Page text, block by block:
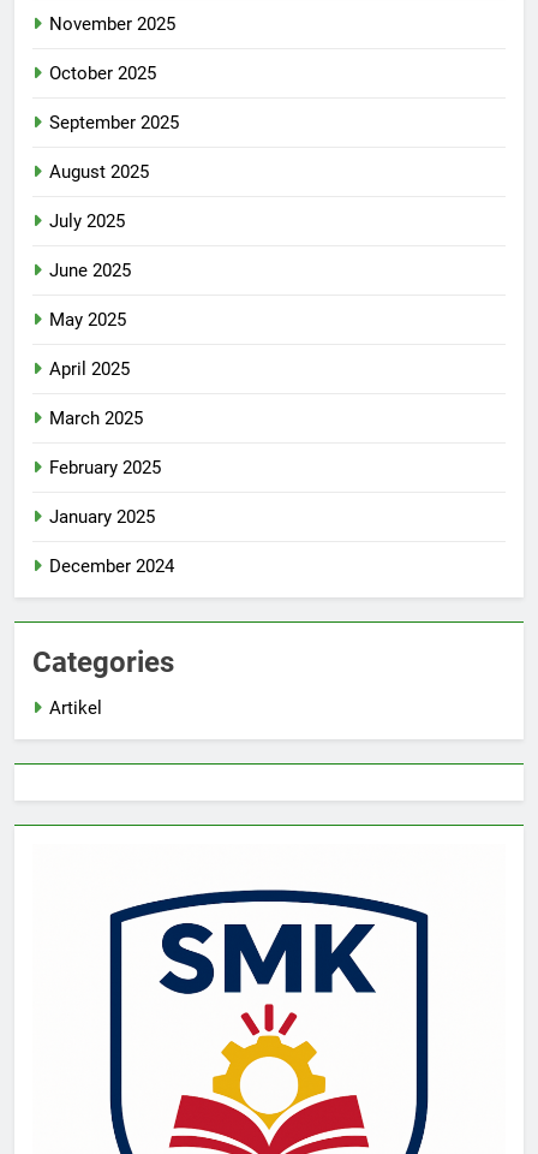
November 2025
October 2025
September 2025
August 2025
July 2025
June 2025
May 2025
April 2025
March 2025
February 2025
January 2025
December 2024
Categories
Artikel